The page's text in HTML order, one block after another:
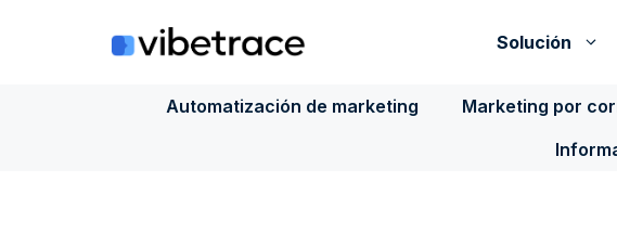
Solución
Automatización de marketing Marketing por